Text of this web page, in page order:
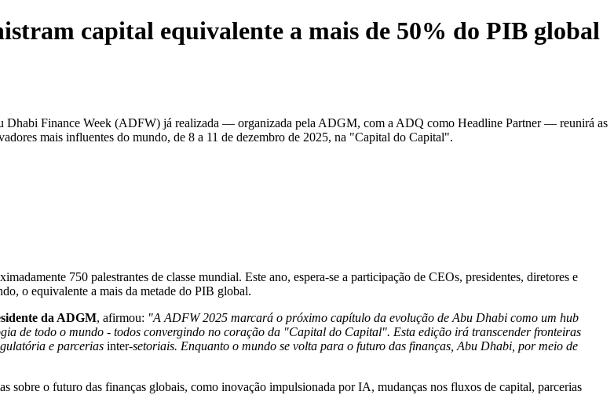
capital equivalente a mais de 50% do PIB global
Dhabi Finance Week (ADFW) já realizada — organizada pela ADGM, com a ADQ como Headline Partner — reunirá as
mais influentes do mundo, de 8 a 11 de dezembro de 2025, na "Capital do Capital".
750 palestrantes de classe mundial. Este ano, espera-se a participação de CEOs, presidentes, diretores e
o equivalente a mais da metade do PIB global.
da ADGM, afirmou: "A ADFW 2025 marcará o próximo capítulo da evolução de Abu Dhabi como um hub
de todo o mundo - todos convergindo no coração da "Capital do Capital". Esta edição irá transcenderfronteiras
e parcerias inter-setoriais. Enquanto o mundo se volta para o futuro das finanças, Abu Dhabi por meio de
sobre o futuro das finanças globais, como inovação impulsionada por IA, mudanças nos fluxos de capital, parcerias